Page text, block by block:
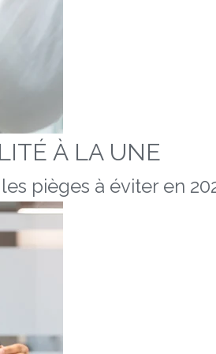
À LA UNE
pièges à éviter en